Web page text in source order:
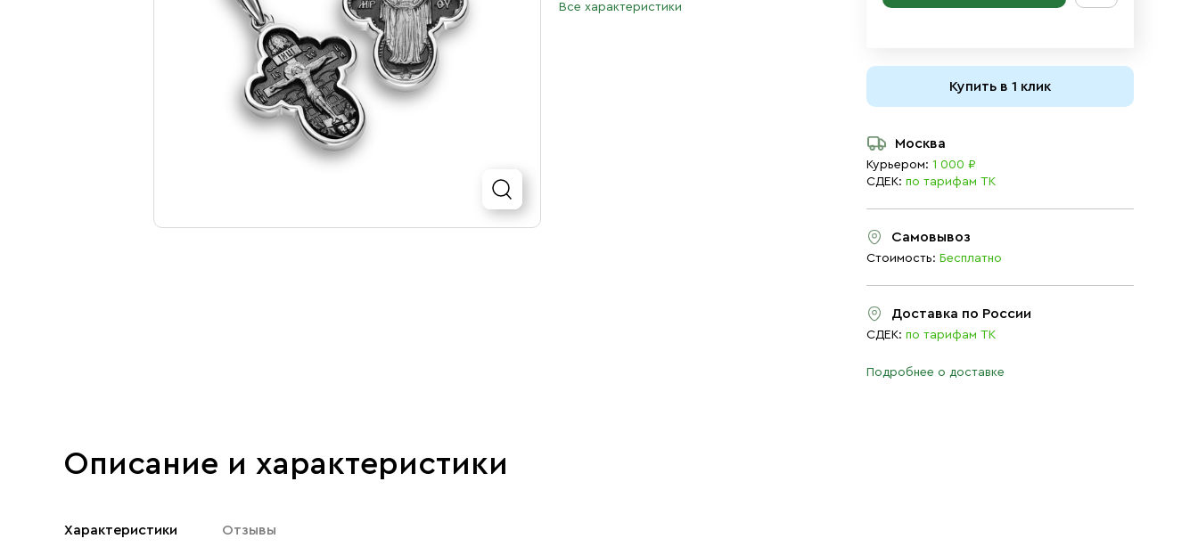
Все характеристики
Купить в 1 клик
Москва
Курьером: 1 000 ₽
СДЕК: по тарифам ТК
Самовывоз
Стоимость: Бесплатно
Доставка по России
СДЕК: по тарифам ТК
Подробнее о доставке
Описание и характеристики
Характеристики Отзывы